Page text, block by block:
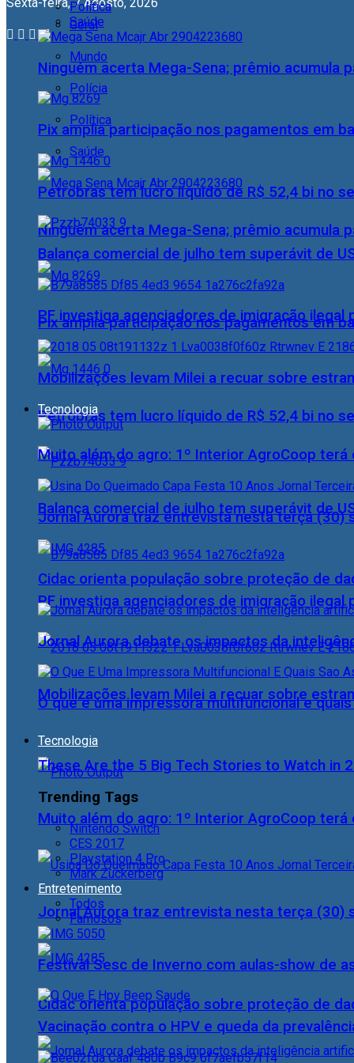
Geral
Mundo
Polícia
Política
Saúde
Ninguém acerta Mega-Sena; prêmio acumula
Pix amplia participação nos pagamentos em
Petrobras tem lucro líquido de R$ 52,4 bi no
Balança comercial de julho tem superávit de
PF investiga agenciadores de imigração ilegal
Mobilizações levam Milei a recuar sobre
Tecnologia
Muito além do agro: 1º Interior AgroCoop
Jornal Aurora traz entrevista nesta terça (30)
Cidac orienta população sobre proteção de
Política
Saúde
Ninguém acerta Mega-Sena; prêmio acumula
Pix amplia participação nos pagamentos em
Petrobras tem lucro líquido de R$ 52,4 bi no
Balança comercial de julho tem superávit de
PF investiga agenciadores de imigração ilegal
Mobilizações levam Milei a recuar sobre
Tecnologia
Muito além do agro: 1º Interior AgroCoop
Jornal Aurora traz entrevista nesta terça (30)
Cidac orienta população sobre proteção de
Jornal Aurora debate os impactos da
O que é uma impressora multifuncional e
These Are the 5 Big Tech Stories to Watch in
Trending Tags
Nintendo Switch
CES 2017
Playstation 4 Pro
Mark Zuckerberg
Entretenimento
Todos
Famosos
Festival Sesc de Inverno com aulas-show de
Vacinação contra o HPV e queda da